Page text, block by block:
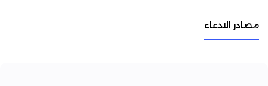
مصادر الادعاء